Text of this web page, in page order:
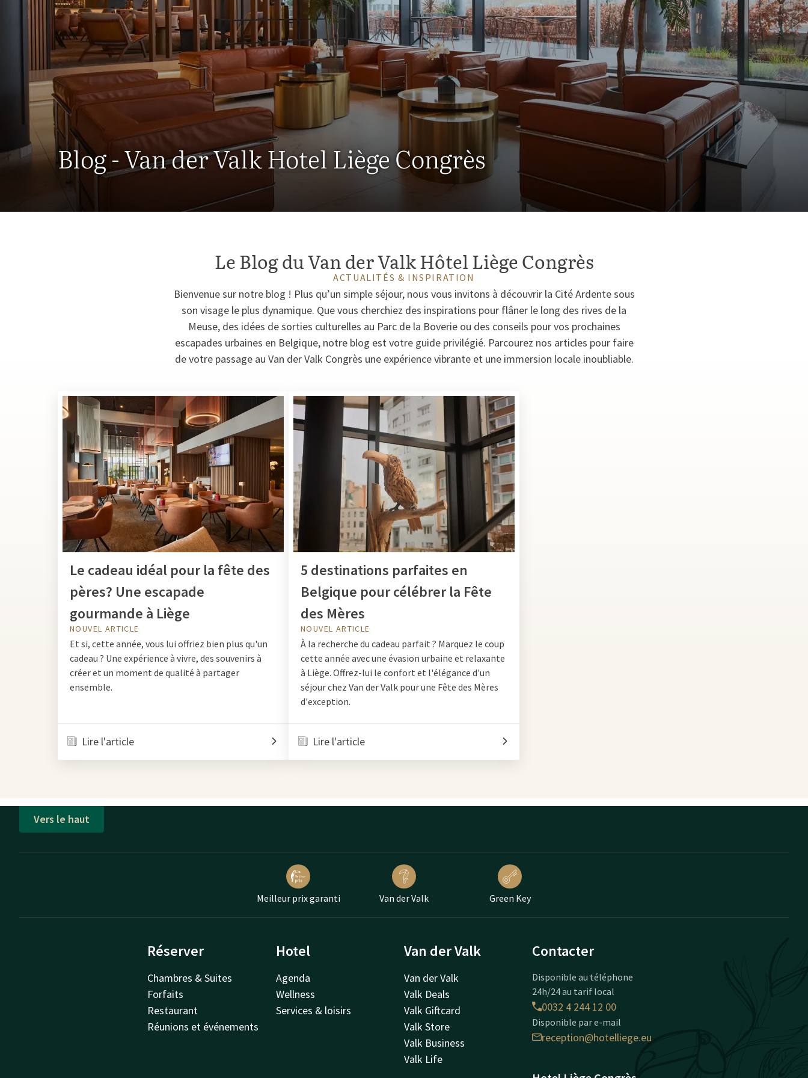
Blog - Van der Valk Hotel Liège Congrès
Le Blog du Van der Valk Hôtel Liège Congrès
ACTUALITÉS & INSPIRATION
Bienvenue sur notre blog ! Plus qu’un simple séjour, nous vous invitons à découvrir la Cité Ardente sous
son visage le plus dynamique. Que vous cherchiez des inspirations pour flâner le long des rives de la
Meuse, des idées de sorties culturelles au Parc de la Boverie ou des conseils pour vos prochaines
escapades urbaines en Belgique, notre blog est votre guide privilégié. Parcourez nos articles pour faire
de votre passage au Van der Valk Congrès une expérience vibrante et une immersion locale inoubliable.
Le cadeau idéal pour la fête des
pères? Une escapade
gourmande à Liège
NOUVEL ARTICLE
Et si, cette année, vous lui offriez bien plus qu'un
cadeau ? Une expérience à vivre, des souvenirs à
créer et un moment de qualité à partager
ensemble.
Lire l'article
5 destinations parfaites en
Belgique pour célébrer la Fête
des Mères
NOUVEL ARTICLE
À la recherche du cadeau parfait ? Marquez le coup
cette année avec une évasion urbaine et relaxante
à Liège. Offrez-lui le confort et l'élégance d'un
séjour chez Van der Valk pour une Fête des Mères
d'exception.
Lire l'article
Vers le haut
Meilleur prix garanti Van der Valk Green Key
Réserver
Chambres & Suites
Forfaits
Restaurant
Réunions et événements
Hotel
Agenda
Wellness
Services & loisirs
Van der Valk
Van der Valk
Valk Deals
Valk Giftcard
Valk Store
Valk Business
Valk Life
Contacter
Disponible au téléphone
24h/24 au tarif local
0032 4 244 12 00
Disponible par e-mail
reception@hotelliege.eu